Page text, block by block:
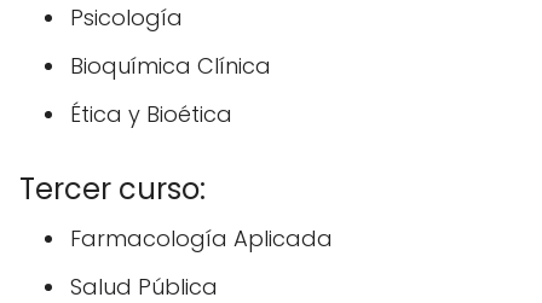
Psicología
Bioquímica Clínica
Ética y Bioética
Tercer curso:
Farmacología Aplicada
Salud Pública